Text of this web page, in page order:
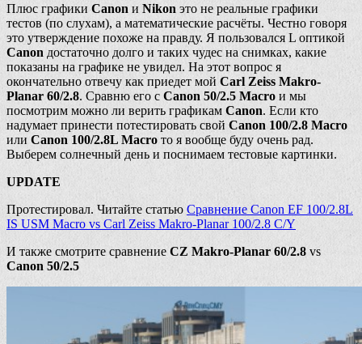
Плюс графики Canon и Nikon это не реальные графики
тестов (по слухам), а математические расчёты. Честно говоря
это утверждение похоже на правду. Я пользовался L оптикой
Canon достаточно долго и таких чудес на снимках, какие
показаны на графике не увидел. На этот вопрос я
окончательно отвечу как приедет мой Carl Zeiss Makro-
Planar 60/2.8. Сравню его с Canon 50/2.5 Macro и мы
посмотрим можно ли верить графикам Canon. Если кто
надумает принести потестировать свой Canon 100/2.8 Macro
или Canon 100/2.8L Macro то я вообще буду очень рад.
Выберем солнечный день и поснимаем тестовые картинки.
UPDATE
Протестировал. Читайте статью Сравнение Canon EF 100/2.8L
IS USM Macro vs Carl Zeiss Makro-Planar 100/2.8 C/Y
И также смотрите сравнение CZ Makro-Planar 60/2.8 vs
Canon 50/2.5